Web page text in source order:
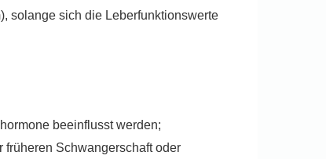
solange sich die Leberfunktionswerte
beeinflusst werden;
früheren Schwangerschaft oder